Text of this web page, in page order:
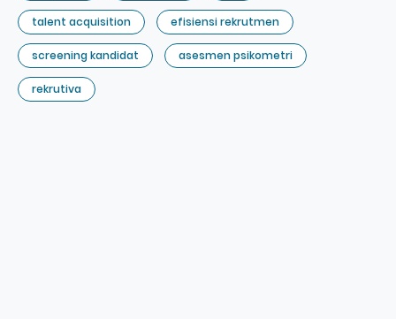
talent acquisition efisiensi rekrutmen
screening kandidat asesmen psikometri
rekrutiva